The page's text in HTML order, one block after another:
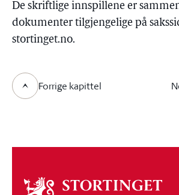
De skriftlige innspillene er
dokumenter tilgjengelige på
stortinget.no.
Forrige kapittel
Om